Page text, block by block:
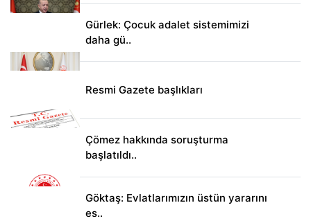
Gürlek: Çocuk adalet sistemimizi
daha gü..
Resmi Gazete başlıkları
Çömez hakkında soruşturma
başlatıldı..
Göktaş: Evlatlarımızın üstün yararını
es..